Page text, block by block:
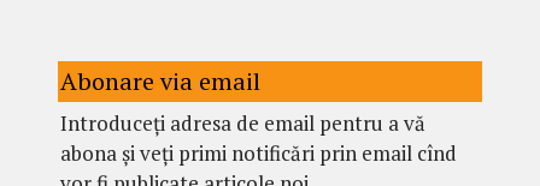
Abonare via email
Introduceți adresa de email pentru a vă
abona și veți primi notificări prin email cînd